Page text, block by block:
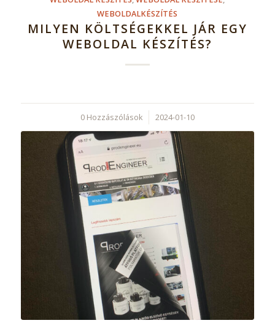
WEBOLDALKÉSZÍTÉS
MILYEN KÖLTSÉGEKKEL JÁR EGY
WEBOLDAL KÉSZÍTÉS?
0 Hozzászólások
/ 2024-01-10